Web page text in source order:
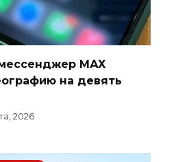
МАХ
на девять
2026